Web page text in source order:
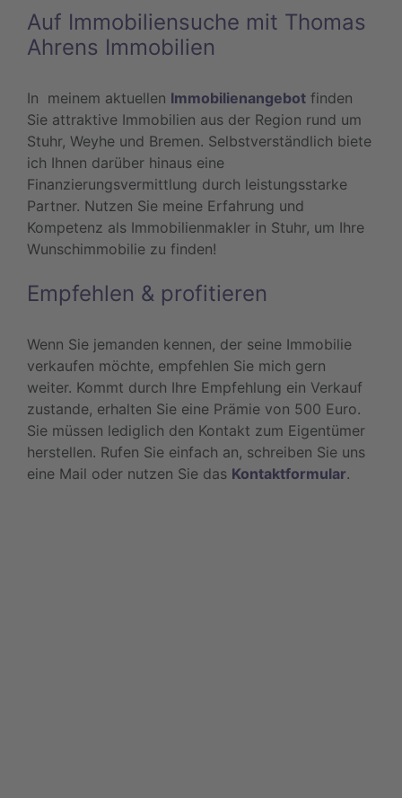
Auf Immobiliensuche mit Thomas
Ahrens Immobilien
In meinem aktuellen Immobilienangebot finden
Sie attraktive Immobilien aus der Region rund um
Stuhr, Weyhe und Bremen. Selbstverständlich biete
ich Ihnen darüber hinaus eine
Finanzierungsvermittlung durch leistungsstarke
Partner. Nutzen Sie meine Erfahrung und
Kompetenz als Immobilienmakler in Stuhr, um Ihre
Wunschimmobilie zu finden!
Empfehlen & profitieren
Wenn Sie jemanden kennen, der seine Immobilie
verkaufen möchte, empfehlen Sie mich gern
weiter. Kommt durch Ihre Empfehlung ein Verkauf
zustande, erhalten Sie eine Prämie von 500 Euro.
Sie müssen lediglich den Kontakt zum Eigentümer
herstellen. Rufen Sie einfach an, schreiben Sie uns
eine Mail oder nutzen Sie das Kontaktformular.